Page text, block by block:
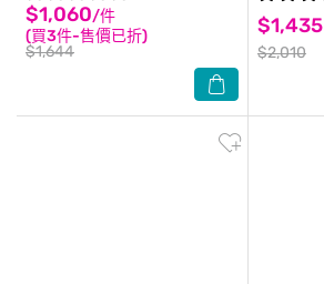
$1,060/件
(買3件-售價已折)
$1,644
$1,435
$2,010